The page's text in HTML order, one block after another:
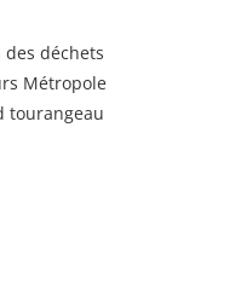
déchets
Métropole
tourangeau